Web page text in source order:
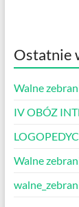
Ostatnie
Walne
IV OBÓZ
Walne